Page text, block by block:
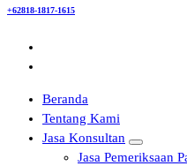
+62818-1817-1615
Beranda
Tentang Kami
Jasa Konsultan
Jasa Pemeriksaan